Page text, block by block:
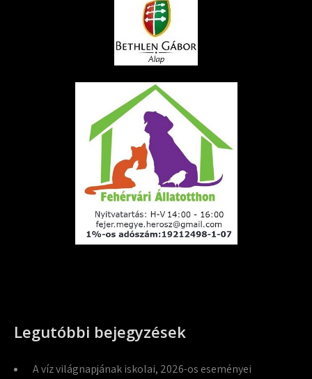
Legutóbbi bejegyzések
A víz világnapjának iskolai, 2026-os eseményei